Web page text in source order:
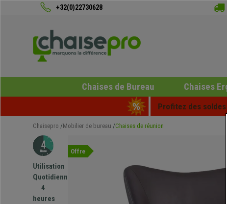
+32(0)22730628
Chaises de Bureau Chaises
Profitez des
Chaisepro Mobilier de bureau Chaises de réunion
Utilisation
Quotidienne
4
heures
Offre